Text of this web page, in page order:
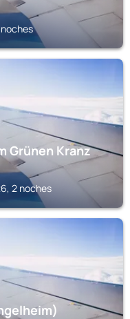
Grünen Kranz
2 noches